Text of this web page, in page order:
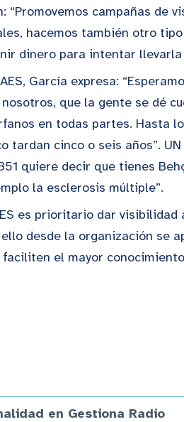
“Promovemos campañas de
hacemos también otro
dinero para intentar llevarla
García expresa:
que la gente se dé
en todas partes. Hasta
tardan cinco o seis años”.
quiere decir que tienes
la esclerosis múltiple”.
es prioritario dar
desde la organización se
el mayor
en Gestiona Radio